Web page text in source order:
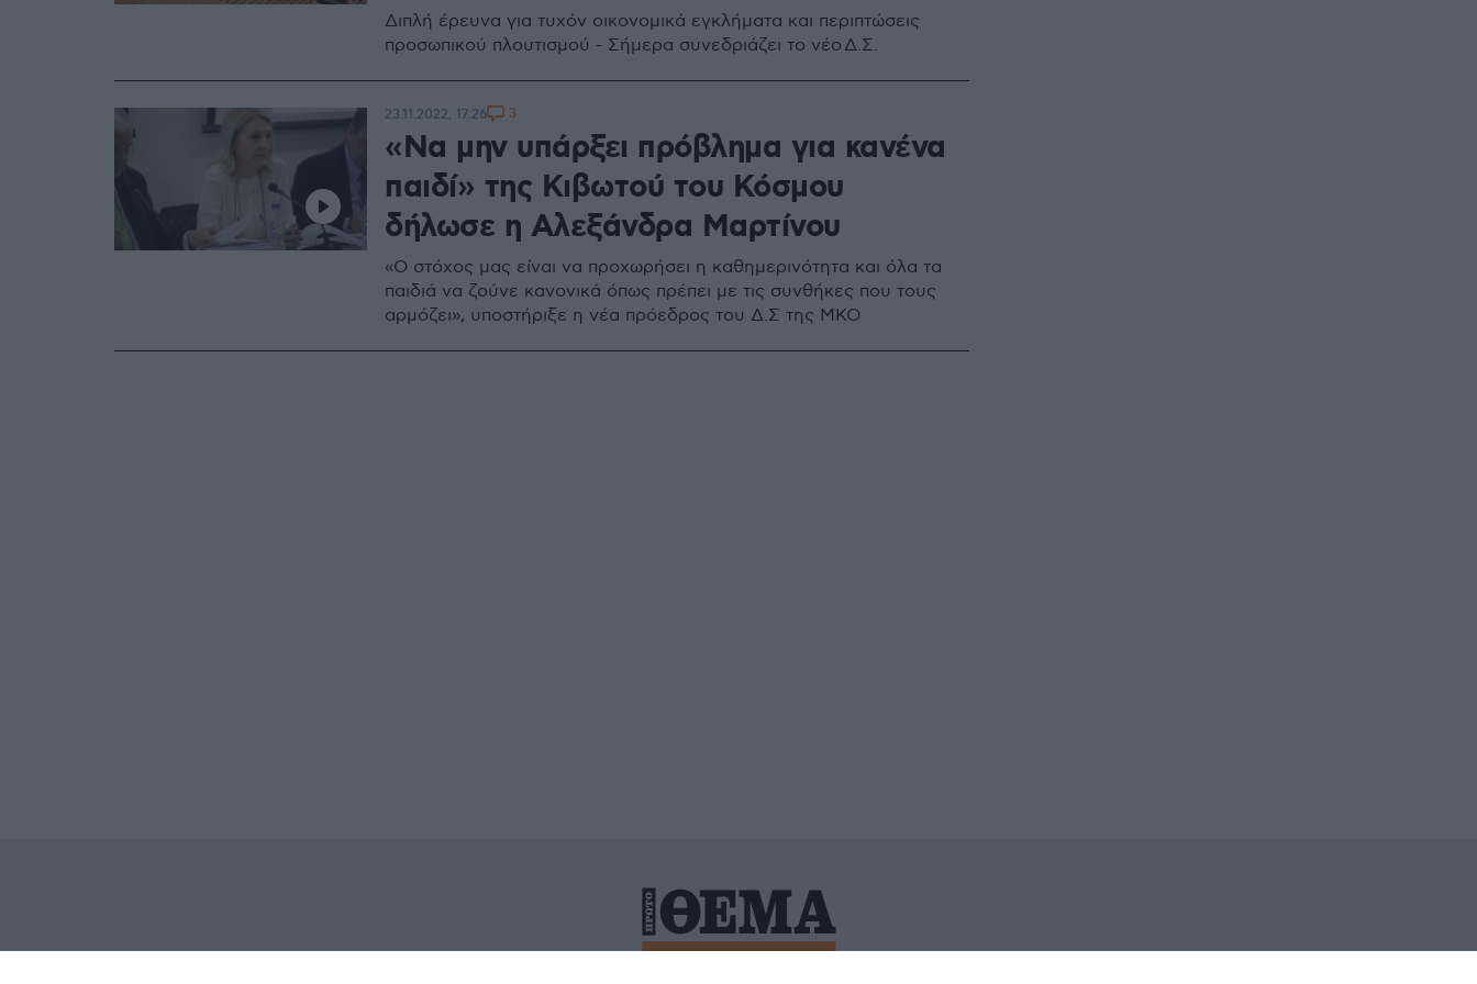
Διπλή έρευνα για τυχόν οικονομικά εγκλήματα και περιπτώσεις
προσωπικού πλουτισμού - Σήμερα συνεδριάζει το νέο Δ.Σ.
«Να μην υπάρξει πρόβλημα για κανένα
παιδί» της Κιβωτού του Κόσμου
δήλωσε η Αλεξάνδρα Μαρτίνου
«Ο στόχος μας είναι να προχωρήσει η καθημερινότητα και όλα τα
παιδιά να ζούνε κανονικά όπως πρέπει με τις συνθήκες που τους
αρμόζει», υποστήριξε η νέα πρόεδρος του Δ.Σ της ΜΚΟ
23.11.2022, 17:26 3